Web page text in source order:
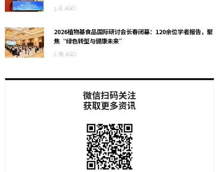
3 天 AGO
2026植物基食品国际研讨会长春闭幕：120余位学者报告，聚
焦“绿色转型与健康未来”
2 周 AGO
微信扫码关注
获取更多资讯